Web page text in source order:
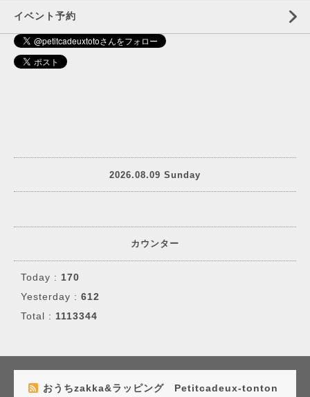
イベント予約
2026.08.09 Sunday
カウンター
Today : 170
Yesterday : 612
Total : 1113344
おうちzakka&ラッピング Petitcadeux-tonton